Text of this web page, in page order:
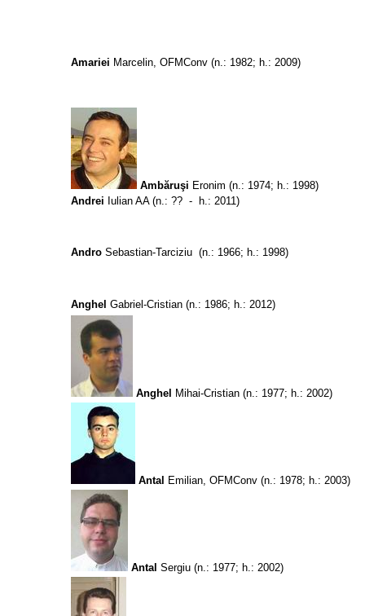
Amariei Marcelin, OFMConv (n.: 1982; h.: 2009)
Ambăruşi Eronim (n.: 1974; h.: 1998)
Andrei Iulian AA (n.: ?? - h.: 2011)
AndroSebastian-Tarciziu (n.: 1966; h.: 1998)
Anghel Gabriel-Cristian (n.: 1986; h.: 2012)
Anghel Mihai-Cristian (n.: 1977; h.: 2002)
Antal Emilian, OFMConv (n.: 1978; h.: 2003)
Antal Sergiu (n.: 1977; h.: 2002)